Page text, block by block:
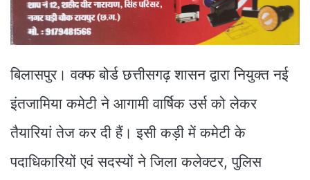
बिलासपुर। वक्फ बोर्ड छत्तीसगढ़ शासन द्वारा नियुक्त नई
इंतजामिया कमेटी ने आगामी वार्षिक उर्स को लेकर
तैयारियां तेज कर दी हैं। इसी कड़ी में कमेटी के
पदाधिकारियों एवं सदस्यों ने जिला कलेक्टर, पुलिस